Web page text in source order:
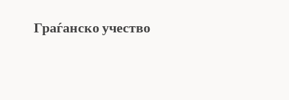
Граѓанско учество